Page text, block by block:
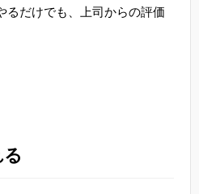
るだけでも、上司からの評価